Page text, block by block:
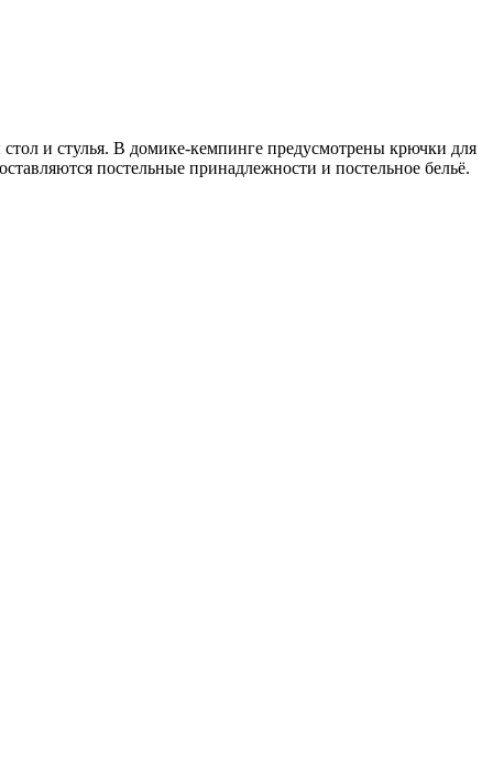
и стулья. В домике-кемпинге предусмотрены крючки для
постельные принадлежности и постельное бельё.